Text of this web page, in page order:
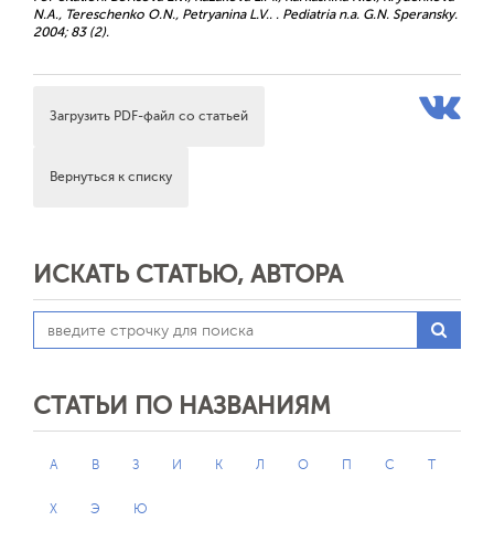
N.A., Tereschenko O.N., Petryanina L.V.. . Pediatria n.a. G.N. Speransky.
2004; 83 (2).
Загрузить PDF-файл со статьей
Вернуться к списку
ИСКАТЬ СТАТЬЮ, АВТОРА
СТАТЬИ ПО НАЗВАНИЯМ
А В З И К Л О П С Т
Х Э Ю